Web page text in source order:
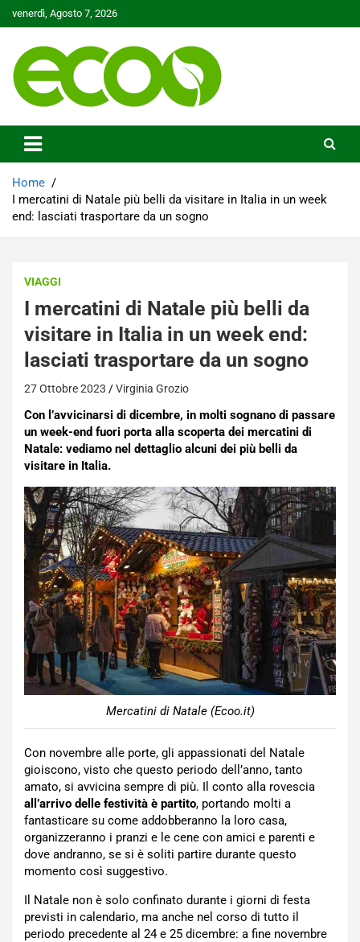
to
venerdì, Agosto 7, 2026
Ecoo.it
Home
I mercatini di Natale più belli da visitare in Italia in un week
end: lasciati trasportare da un sogno
VIAGGI
I mercatini di Natale più belli da
visitare in Italia in un week end:
lasciati trasportare da un sogno
27 Ottobre 2023 Virginia Grozio
Con l’avvicinarsi di dicembre, in molti sognano di passare
un week-end fuori porta alla scoperta dei mercatini di
Natale: vediamo nel dettaglio alcuni dei più belli da
visitare in Italia.
Mercatini di Natale (Ecoo.it)
Con novembre alle porte, gli appassionati del Natale
gioiscono, visto che questo periodo dell’anno, tanto
amato, si avvicina sempre di più. Il conto alla rovescia
all’arrivo delle festività è partito, portando molti a
fantasticare su come addobberanno la loro casa,
organizzeranno i pranzi e le cene con amici e parenti e
dove andranno, se si è soliti partire durante questo
momento così suggestivo.
Il Natale non è solo confinato durante i giorni di festa
previsti in calendario, ma anche nel corso di tutto il
periodo precedente al 24 e 25 dicembre: a fine novembre